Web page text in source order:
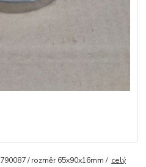
/ rozměr 65x90x16mm / celý